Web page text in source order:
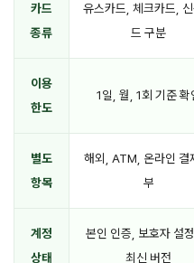
카드
종류
유스카드, 체크카드,
드 구분
이용
한도
1일, 월, 1회 기준 확
별도
항목
해외, ATM, 온라인 결
부
계정
상태
본인 인증, 보호자 설
최신 버전